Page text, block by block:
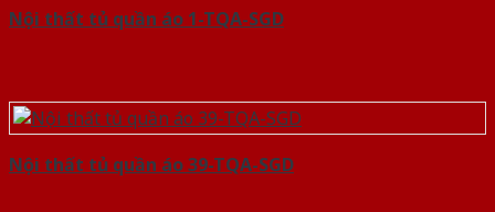
Nội thất tủ quần áo 1-TQA-SGD
Nội thất tủ quần áo 39-TQA-SGD